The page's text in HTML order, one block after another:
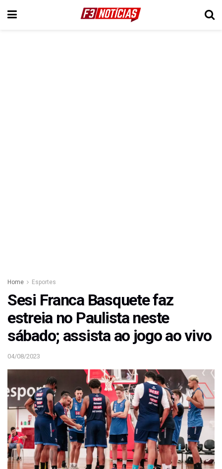
Home Esportes
Sesi Franca Basquete faz
estreia no Paulista neste
sábado; assista ao jogo ao vivo
04/08/2023